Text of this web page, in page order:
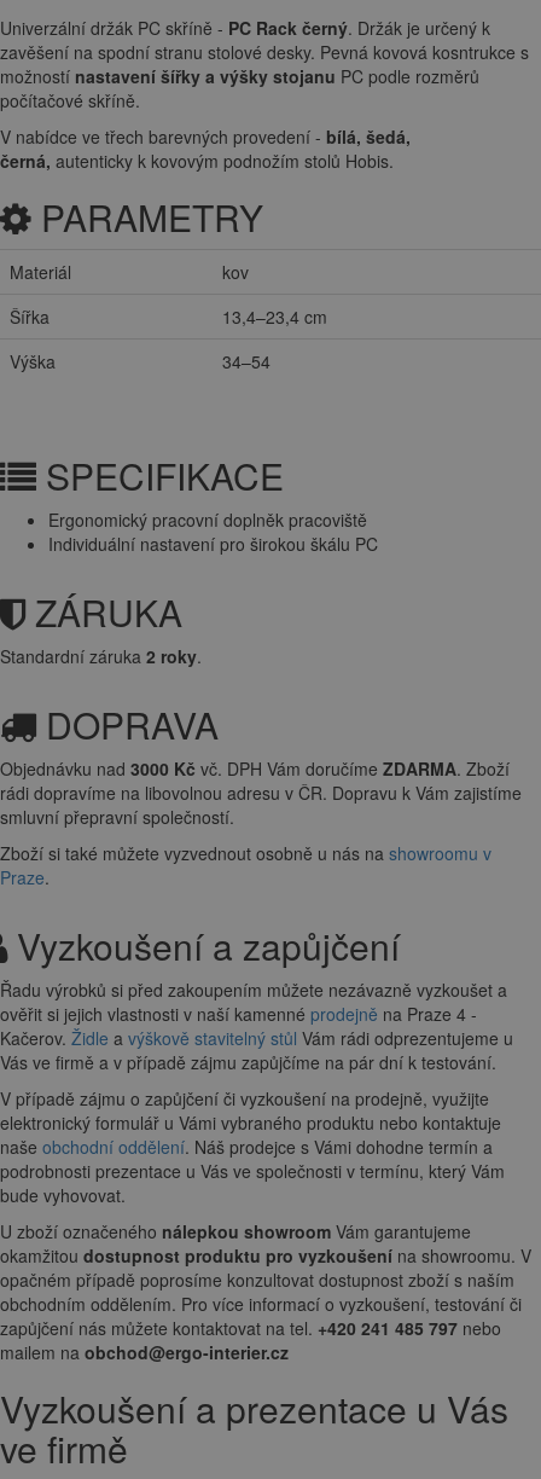
Univerzální držák PC skříně - PC Rack černý. Držák je určený k
zavěšení na spodní stranu stolové desky. Pevná kovová kosntrukce s
možností nastavení šířky a výšky stojanu PC podle rozměrů
počítačové skříně.
V nabídce ve třech barevných provedení - bílá, šedá,
černá, autenticky k kovovým podnožím stolů Hobis.
PARAMETRY
Materiál
kov
Šířka
13,4–23,4 cm
Výška
34–54
SPECIFIKACE
Ergonomický pracovní doplněk pracoviště
Individuální nastavení pro širokou škálu PC
ZÁRUKA
Standardní záruka 2 roky.
DOPRAVA
Objednávku nad 3000 Kč vč. DPH Vám doručíme ZDARMA. Zboží
rádi dopravíme na libovolnou adresu v ČR. Dopravu k Vám zajistíme
smluvní přepravní společností.
Zboží si také můžete vyzvednout osobně u nás na showroomu v
Praze.
Vyzkoušení a zapůjčení
Řadu výrobků si před zakoupením můžete nezávazně vyzkoušet a
ověřit si jejich vlastnosti v naší kamenné prodejně na Praze 4 -
Kačerov. Židle a výškově stavitelný stůl Vám rádi odprezentujeme u
Vás ve firmě a v případě zájmu zapůjčíme na pár dní k testování.
V případě zájmu o zapůjčení či vyzkoušení na prodejně, využijte
elektronický formulář u Vámi vybraného produktu nebo kontaktuje
naše obchodní oddělení. Náš prodejce s Vámi dohodne termín a
podrobnosti prezentace u Vás ve společnosti v termínu, který Vám
bude vyhovovat.
U zboží označeného nálepkou showroom Vám garantujeme
okamžitou dostupnost produktu pro vyzkoušení na showroomu. V
opačném případě poprosíme konzultovat dostupnost zboží s naším
obchodním oddělením. Pro více informací o vyzkoušení, testování či
zapůjčení nás můžete kontaktovat na tel. +420 241 485 797 nebo
mailem na obchod@ergo-interier.cz
Vyzkoušení a prezentace u Vás
ve firmě